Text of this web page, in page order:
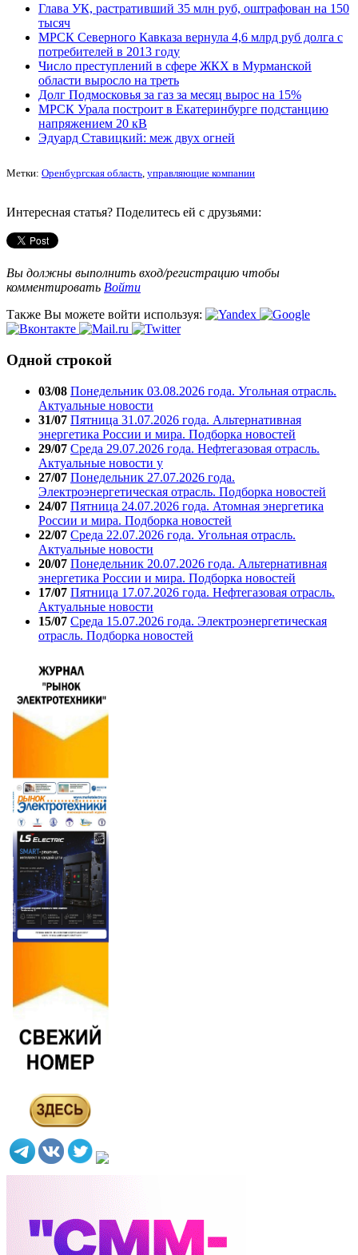
Глава УК, растративший 35 млн руб, оштрафован на 150
тысяч
МРСК Северного Кавказа вернула 4,6 млрд руб долга с
потребителей в 2013 году
Число преступлений в сфере ЖКХ в Мурманской
области выросло на треть
Долг Подмосковья за газ за месяц вырос на 15%
МРСК Урала построит в Екатеринбурге подстанцию
напряжением 20 кВ
Эдуард Ставицкий: меж двух огней
Метки: Оренбургская область, управляющие компании
Интересная статья? Поделитесь ей с друзьями:
Вы должны выполнить вход/регистрацию чтобы
комментировать Войти
Также Вы можете войти используя:
Одной строкой
03/08 Понедельник 03.08.2026 года. Угольная отрасль.
Актуальные новости
31/07 Пятница 31.07.2026 года. Альтернативная
энергетика России и мира. Подборка новостей
29/07 Среда 29.07.2026 года. Нефтегазовая отрасль.
Актуальные новости у
27/07 Понедельник 27.07.2026 года.
Электроэнергетическая отрасль. Подборка новостей
24/07 Пятница 24.07.2026 года. Атомная энергетика
России и мира. Подборка новостей
22/07 Среда 22.07.2026 года. Угольная отрасль.
Актуальные новости
20/07 Понедельник 20.07.2026 года. Альтернативная
энергетика России и мира. Подборка новостей
17/07 Пятница 17.07.2026 года. Нефтегазовая отрасль.
Актуальные новости
15/07 Среда 15.07.2026 года. Электроэнергетическая
отрасль. Подборка новостей